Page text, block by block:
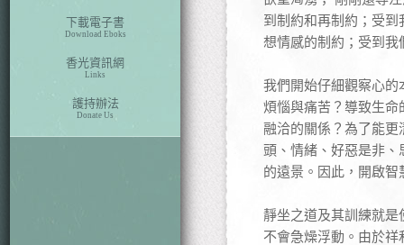
下載電子書
Download Eboks
香光資訊網
Links
護持辦法
Donate Us
到制約和再制約；受
想情感的制約；受到
我們開始仔細觀察心
煩惱與痛苦？導致生
融洽的關係？為了能
頭、情緒、好惡是非、
的遠景。因此，開啟
靜坐之道及其訓練就
不會急燥浮動。由於